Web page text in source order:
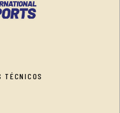
TÉCNICOS